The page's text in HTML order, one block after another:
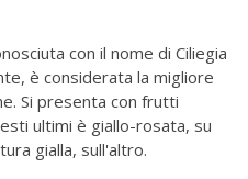
con il nome di Ciliegia
è considerata la migliore
Si presenta con frutti
ultimi è giallo-rosata, su
gialla, sull'altro.